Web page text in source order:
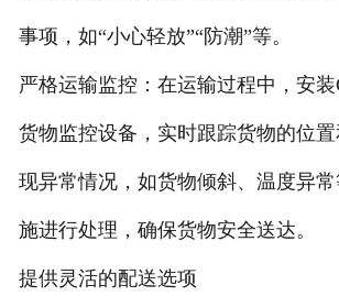
事项，如“小心轻放”“防潮”等。
严格运输监控：在运输过程中，安装
货物监控设备，实时跟踪货物的位
现异常情况，如货物倾斜、温度异
施进行处理，确保货物安全送达。
提供灵活的配送选项